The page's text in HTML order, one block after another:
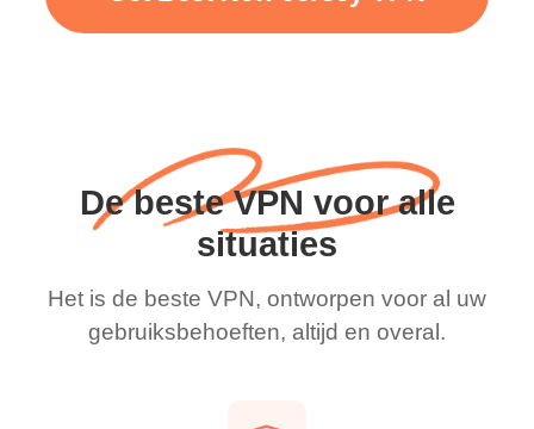
De beste VPN voor alle
situaties
Het is de beste VPN, ontworpen voor al uw
gebruiksbehoeften, altijd en overal.